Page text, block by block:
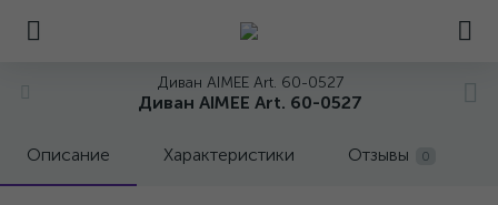
Диван AIMEE Art. 60-0527
Диван AIMEE Art. 60-0527
Описание Характеристики Отзывы 0